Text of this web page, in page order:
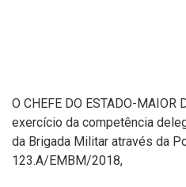
O CHEFE DO ESTADO-MAIOR
exercício da competência
da Brigada Militar através da
123.A/EMBM/2018,